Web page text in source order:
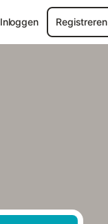
Inloggen Registreren